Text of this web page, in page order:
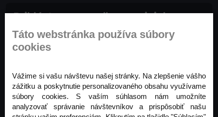
Prihláste sa na odber noviniek
Buďte prvý, kto to vie. Zaregistrujte sa na odber
noviniek ešte dnes
Táto webstránka používa súbory
cookies
Vážime si vašu návštevu našej stránky. Na zlepšenie vášho
zážitku a poskytnutie personalizovaného obsahu využívame
súbory cookies. S vaším súhlasom nám umožníte
analyzovať správanie návštevníkov a prispôsobiť našu